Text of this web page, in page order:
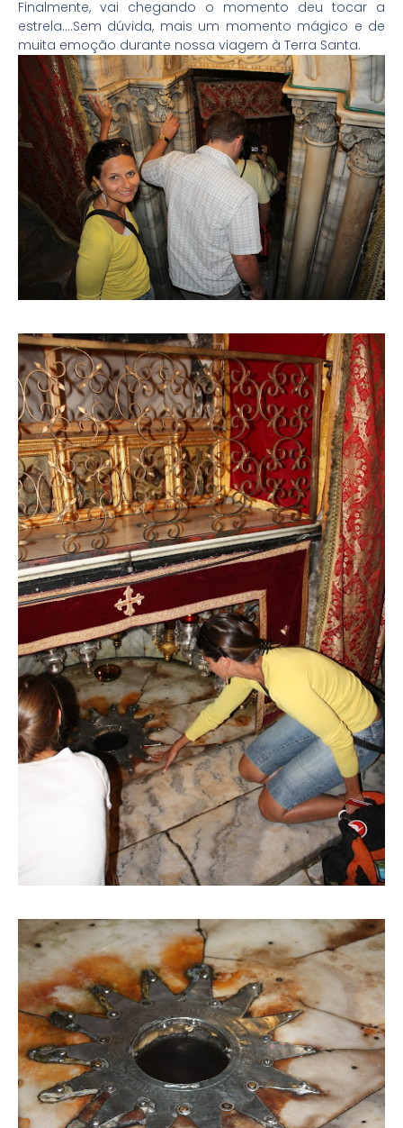
Finalmente, vai chegando o momento deu tocar a
estrela….Sem dúvida, mais um momento mágico e de
muita emoção durante nossa viagem à Terra Santa.